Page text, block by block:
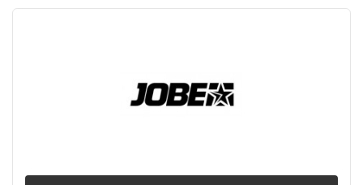
Hinweise zur Nutzung:
• PSA-Rettungswesten gelten als persönliche Schutzausrüstung
gemäß PSA-Verordnung (EU) 2016/425 und sind entsprechend zu
• Nur für den vorgesehenen Zweck am Wasser verwenden.